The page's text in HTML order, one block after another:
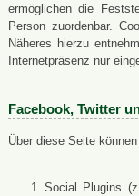
ermöglichen die
Person zuordenbar.
Näheres hierzu
Internetpräsenz nur
Facebook, Twitter
Über diese Seite
Social Plugins